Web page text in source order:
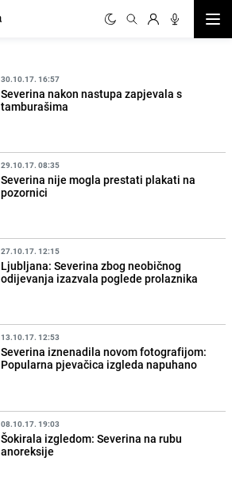
30.10.17. 16:57
Severina nakon nastupa zapjevala s
tamburašima
29.10.17. 08:35
Severina nije mogla prestati plakati na
pozornici
27.10.17. 12:15
Ljubljana: Severina zbog neobičnog
odijevanja izazvala poglede prolaznika
13.10.17. 12:53
Severina iznenadila novom fotografijom:
Popularna pjevačica izgleda napuhano
08.10.17. 19:03
Šokirala izgledom: Severina na rubu
anoreksije